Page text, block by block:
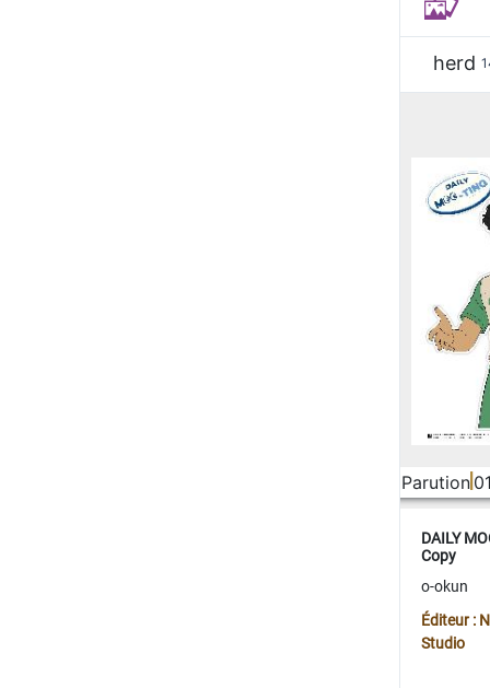
herd
Parution
DAILY
Copy
o-okun
Éditeur :
Studio